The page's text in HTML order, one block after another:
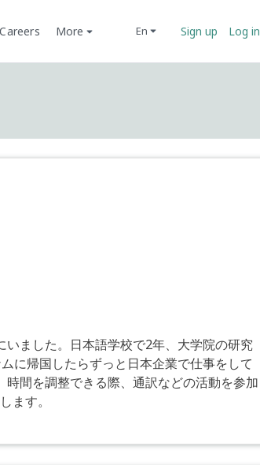
Careers More en Sign up Log in
ました。日本語学校で2年、大学院の研究
に帰国したらずっと日本企業で仕事をして
間を調整できる際、通訳などの活動を参加
ます。